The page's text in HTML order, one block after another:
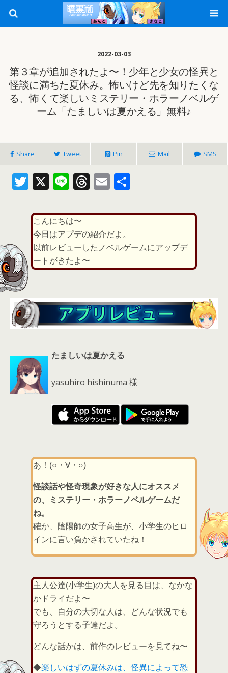
2022-03-03
第３章が追加されたよ〜！少年と少女の怪異と
怪談に満ちた夏休み。怖いけど先を知りたくな
る、怖くて楽しいミステリー・ホラーノベルゲ
ーム「たましいは夏かえる」無料♪
Share Tweet Pin Mail SMS
T
itt
er
X Li
e
T
re
a
d
s
E
ai
l
こんにちは〜
今日はアプデの紹介だよ。
以前レビューしたノベルゲームにアップデ
ートがきたよ〜
たましいは夏かえる
yasuhiro hishinuma 様
あ！(○・∀・○)
怪談話や怪奇現象が好きな人にオススメ
の、ミステリー・ホラーノベルゲームだ
ね。
確か、陰陽師の女子高生が、小学生のヒロ
インに言い負かされていたね！
主人公達(小学生)の大人を見る目は、なかな
かドライだよ〜
でも、自分の大切な人は、どんな状況でも
守ろうとする子達だよ。
どんな話かは、前作のレビューを見てね〜
◆楽しいはずの夏休みは、怪異によって恐